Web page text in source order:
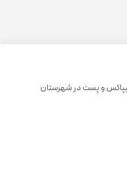
و پست در شهرستان